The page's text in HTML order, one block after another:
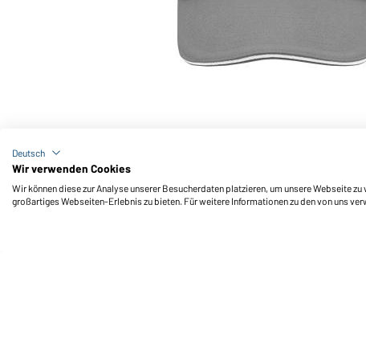
6 Panel Raver Sandwich Cap (dark-grey/white)
Deutsch
Wir verwenden Cookies
Wir können diese zur Analyse unserer Besucherdaten platzieren, um unsere Webseite
großartiges Webseiten-Erlebnis zu bieten. Für weitere Informationen zu den von uns